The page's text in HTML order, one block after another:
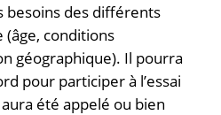
besoins des différents
conditions
géographique). Il pourra
pour participer à l’essai
été appelé ou bien